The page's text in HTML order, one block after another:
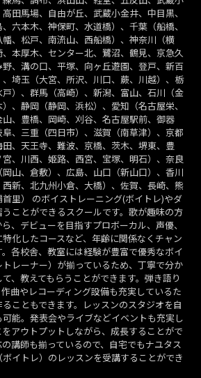
田馬場、自由が丘、武蔵小金井、中目黒、
六本木、神保町、水道橋）、千葉（船橋、
、松戸、南流山、西船橋）、神奈川（横
本厚木、センター北、鷺沼、鶴見、京急久
、溝の口、平塚、向ヶ丘遊園、登戸、新百
埼玉（大宮、所沢、川口、蕨、川越）、栃
）、群馬（高崎）、新潟、富山、石川（金
、静岡（静岡、浜松）、愛知（名古屋栄、
、豊橋、岡崎、刈谷、名古屋駅前、御器
、三重（四日市）、滋賀（南草津）、京都
田、天王寺、難波、京橋、茨木、堺東、豊
、川西、姫路、西宮、宝塚、明石）、奈良
岡山、倉敷）、広島、山口（新山口）、香川
西新、北九州小倉、大橋）、佐賀、長崎、熊
里） のボイストレーニング(ボイトレ)やダ
ことができるスクールです。歌が趣味の方
、デビューを目指すプロボーカル、声優、
化したコースなど、年齢に関係なくチャン
各校舎、教室には経験が豊富で優秀なボイ
レーナー）が揃っているため、丁寧で分か
、教えてもらうことができます。弾き語り
曲やレコーディング設備も充実しているた
こともできます。レッスンのスタジオを自
能。発表会やライブなどイベントも充実し
アウトプットしながら、成長することがで
講師も揃っているので、自宅でもナユタス
イトレ）のレッスンを受講することができ